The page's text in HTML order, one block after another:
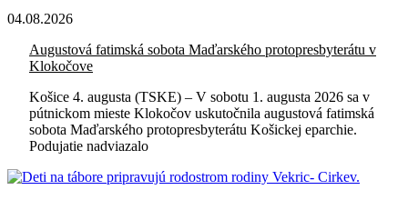
04.08.2026
Augustová fatimská sobota Maďarského protopresbyterátu v
Klokočove
Košice 4. augusta (TSKE) – V sobotu 1. augusta 2026 sa v
pútnickom mieste Klokočov uskutočnila augustová fatimská
sobota Maďarského protopresbyterátu Košickej eparchie.
Podujatie nadviazalo